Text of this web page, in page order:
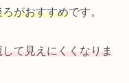
がおすすめです。
て見えにくくなりま